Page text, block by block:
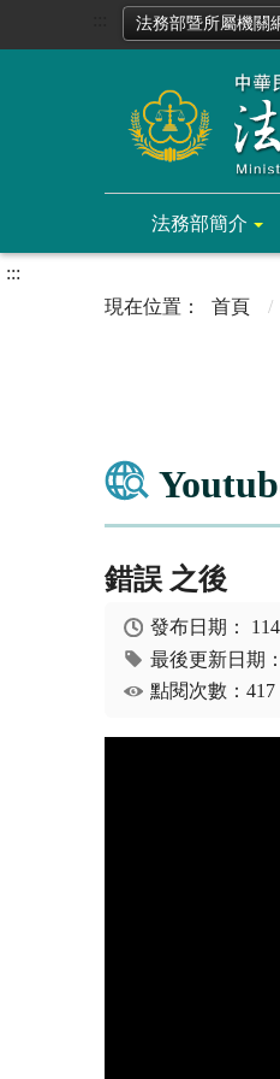
法務部暨所屬機關
法務部簡介
:::
首頁
錯誤 之後
發布日期：
最後更新日期：
點閱次數：417